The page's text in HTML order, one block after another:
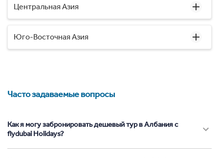
Центральная Азия
Юго-Восточная Азия
Часто задаваемые вопросы
Как я могу забронировать дешевый тур в Албания с
flydubai Holidays?